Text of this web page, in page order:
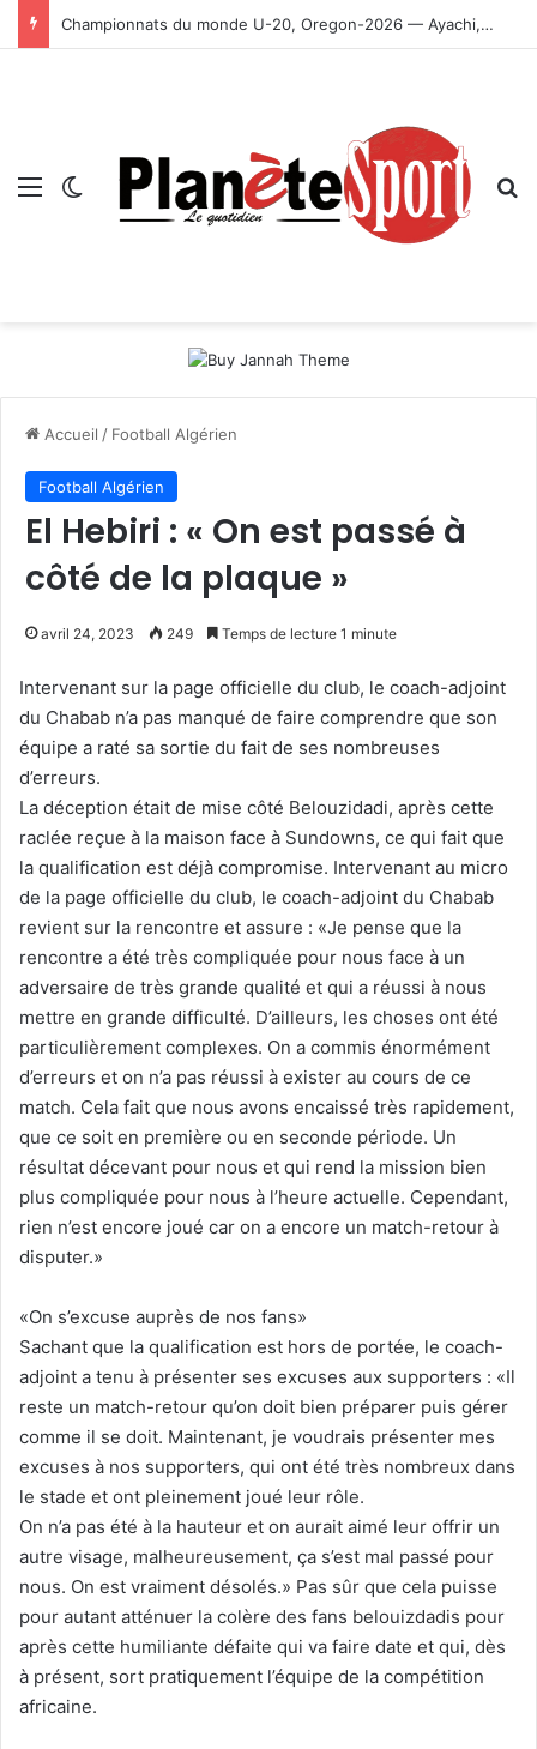
Championnats du monde U-20, Oregon-2026 — Ayachi, Dissa, Touahria et Ghezali en finale
Menu Switch skin
Accueil / Football Algérien
Football Algérien
El Hebiri : « On est passé à
côté de la plaque »
avril 24, 2023 249 Temps de lecture 1 minute
Intervenant sur la page officielle du club, le coach-adjoint
du Chabab n’a pas manqué de faire comprendre que son
équipe a raté sa sortie du fait de ses nombreuses
d’erreurs.
La déception était de mise côté Belouzidadi, après cette
raclée reçue à la maison face à Sundowns, ce qui fait que
la qualification est déjà compromise. Intervenant au micro
de la page officielle du club, le coach-adjoint du Chabab
revient sur la rencontre et assure : «Je pense que la
rencontre a été très compliquée pour nous face à un
adversaire de très grande qualité et qui a réussi à nous
mettre en grande difficulté. D’ailleurs, les choses ont été
particulièrement complexes. On a commis énormément
d’erreurs et on n’a pas réussi à exister au cours de ce
match. Cela fait que nous avons encaissé très rapidement,
que ce soit en première ou en seconde période. Un
résultat décevant pour nous et qui rend la mission bien
plus compliquée pour nous à l’heure actuelle. Cependant,
rien n’est encore joué car on a encore un match-retour à
disputer.»
«On s’excuse auprès de nos fans»
Sachant que la qualification est hors de portée, le coach-
adjoint a tenu à présenter ses excuses aux supporters : «Il
reste un match-retour qu’on doit bien préparer puis gérer
comme il se doit. Maintenant, je voudrais présenter mes
excuses à nos supporters, qui ont été très nombreux dans
le stade et ont pleinement joué leur rôle.
On n’a pas été à la hauteur et on aurait aimé leur offrir un
autre visage, malheureusement, ça s’est mal passé pour
nous. On est vraiment désolés.» Pas sûr que cela puisse
pour autant atténuer la colère des fans belouizdadis pour
après cette humiliante défaite qui va faire date et qui, dès
à présent, sort pratiquement l’équipe de la compétition
africaine.